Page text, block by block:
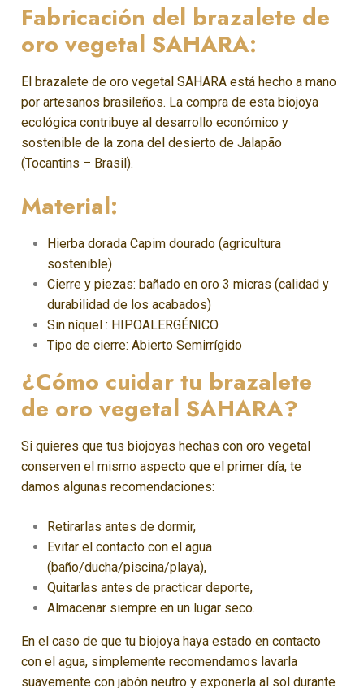
Fabricación del brazalete de
oro vegetal SAHARA:
El brazalete de oro vegetal SAHARA está hecho a mano
por artesanos brasileños. La compra de esta biojoya
ecológica contribuye al desarrollo económico y
sostenible de la zona del desierto de Jalapão
(Tocantins – Brasil).
Material:
Hierba dorada Capim dourado (agricultura
sostenible)
Cierre y piezas: bañado en oro 3 micras (calidad y
durabilidad de los acabados)
Sin níquel : HIPOALERGÉNICO
Tipo de cierre: Abierto Semirrígido
¿Cómo cuidar tu brazalete
de oro vegetal SAHARA?
Si quieres que tus biojoyas hechas con oro vegetal
conserven el mismo aspecto que el primer día, te
damos algunas recomendaciones:
Retirarlas antes de dormir,
Evitar el contacto con el agua
(baño/ducha/piscina/playa),
Quitarlas antes de practicar deporte,
Almacenar siempre en un lugar seco.
En el caso de que tu biojoya haya estado en contacto
con el agua, simplemente recomendamos lavarla
suavemente con jabón neutro y exponerla al sol durante